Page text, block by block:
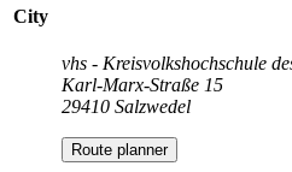
City
vhs - Kreisvolkshochschule
Karl-Marx-Straße 15
29410 Salzwedel
Route planner